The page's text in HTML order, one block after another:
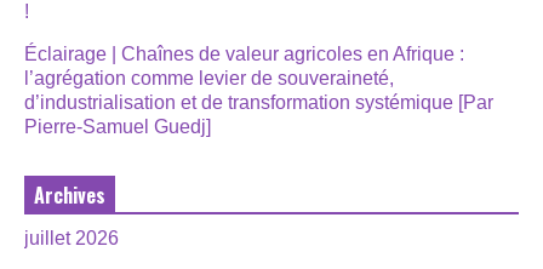
!
Éclairage | Chaînes de valeur agricoles en Afrique :
l’agrégation comme levier de souveraineté,
d’industrialisation et de transformation systémique [Par
Pierre-Samuel Guedj]
Archives
juillet 2026